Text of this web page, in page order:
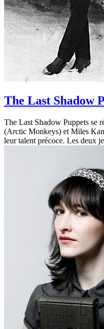
The Last Shadow
The Last Shadow Puppets se
(Arctic Monkeys) et Miles
leur talent précoce. Les deux